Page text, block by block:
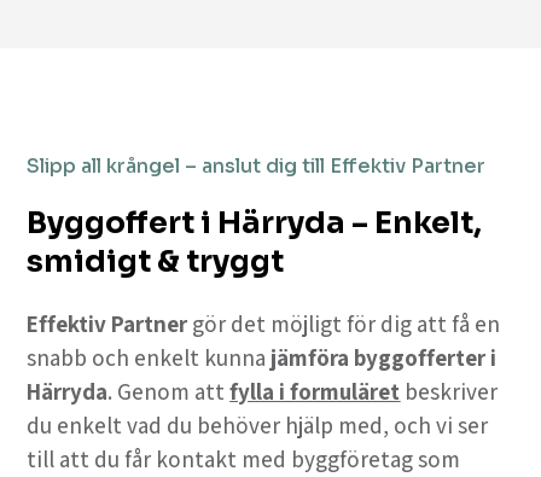
Slipp all krångel – anslut dig till Effektiv Partner
Byggoffert i Härryda – Enkelt,
smidigt & tryggt
Effektiv Partner gör det möjligt för dig att få en
snabb och enkelt kunna jämföra byggofferter i
Härryda. Genom attfylla i formuläret beskriver
du enkelt vad du behöver hjälp med, och vi ser
till att du får kontakt med byggföretag som